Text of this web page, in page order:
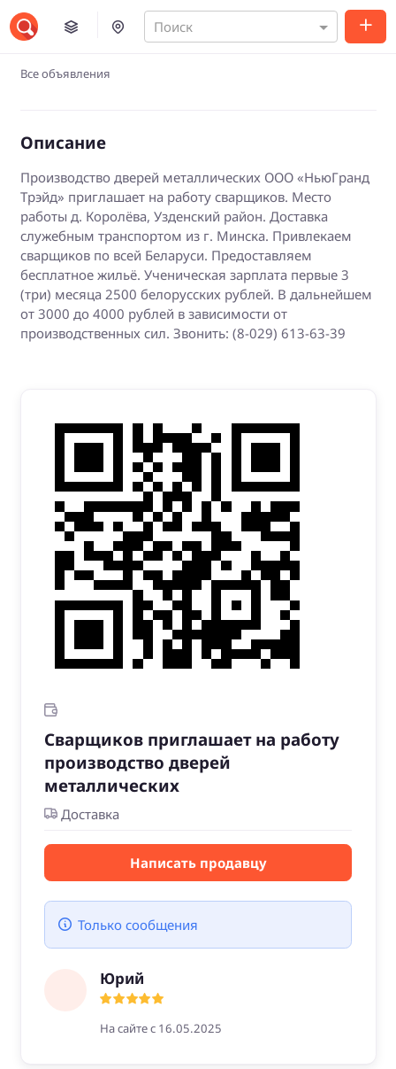
Поиск
Все объявления
Описание
Производство дверей металлических ООО «НьюГранд
Трэйд» приглашает на работу сварщиков. Место
работы д. Королёва, Узденский район. Доставка
служебным транспортом из г. Минска. Привлекаем
сварщиков по всей Беларуси. Предоставляем
бесплатное жильё. Ученическая зарплата первые 3
(три) месяца 2500 белорусских рублей. В дальнейшем
от 3000 до 4000 рублей в зависимости от
производственных сил. Звонить: (8-029) 613-63-39
Сварщиков приглашает на работу
производство дверей
металлических
Доставка
Написать продавцу
Только сообщения
Юрий
На сайте с 16.05.2025